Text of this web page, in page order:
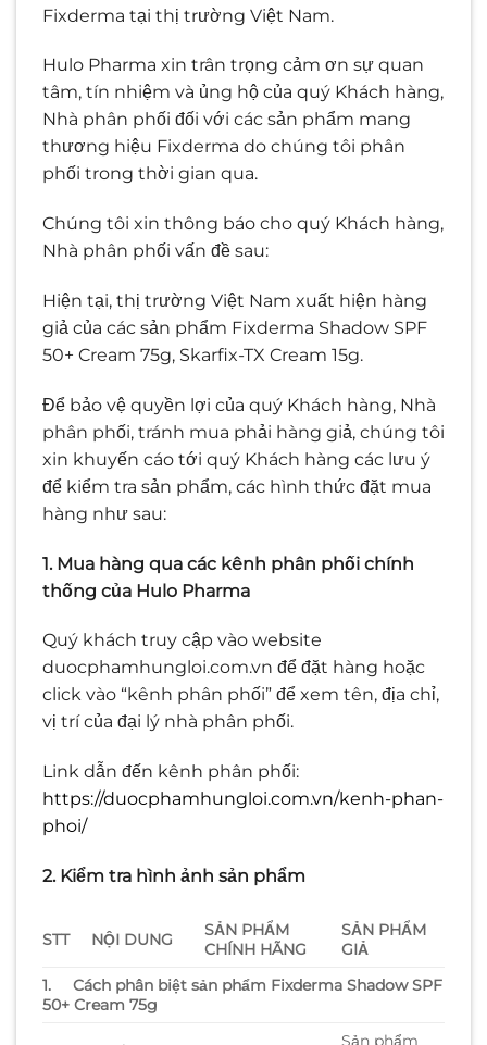
Fixderma tại thị trường Việt Nam.
Hulo Pharma xin trân trọng cảm ơn sự quan
tâm, tín nhiệm và ủng hộ của quý Khách hàng,
Nhà phân phối đối với các sản phẩm mang
thương hiệu Fixderma do chúng tôi phân
phối trong thời gian qua.
Chúng tôi xin thông báo cho quý Khách hàng,
Nhà phân phối vấn đề sau:
Hiện tại, thị trường Việt Nam xuất hiện hàng
giả của các sản phẩm Fixderma Shadow SPF
50+ Cream 75g, Skarfix-TX Cream 15g.
Để bảo vệ quyền lợi của quý Khách hàng, Nhà
phân phối, tránh mua phải hàng giả, chúng tôi
xin khuyến cáo tới quý Khách hàng các lưu ý
để kiểm tra sản phẩm, các hình thức đặt mua
hàng như sau:
1. Mua hàng qua các kênh phân phối chính
thống của Hulo Pharma
Quý khách truy cập vào website
duocphamhungloi.com.vn để đặt hàng hoặc
click vào “kênh phân phối” để xem tên, địa chỉ,
vị trí của đại lý nhà phân phối.
Link dẫn đến kênh phân phối:
https://duocphamhungloi.com.vn/kenh-phan-
phoi/
2. Kiểm tra hình ảnh sản phẩm
STT NỘI DUNG
SẢN PHẨM
CHÍNH HÃNG
SẢN PHẨM
GIẢ
1.
Cách phân biệt sản phẩm Fixderma Shadow SPF
50+ Cream 75g
Sản phẩm